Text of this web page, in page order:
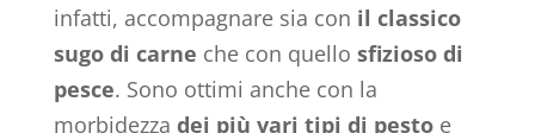
infatti, accompagnare sia con il classico
sugo di carne che con quello sfizioso di
pesce. Sono ottimi anche con la
morbidezza dei più vari tipi di pestoe